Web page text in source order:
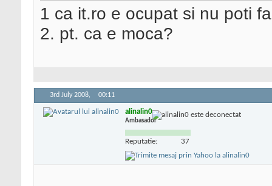
1 ca it.ro e ocupat si nu poti
2. pt. ca e moca?
3rd July 2008, 00:11
alinalin0
Ambasador
Reputatie: 37